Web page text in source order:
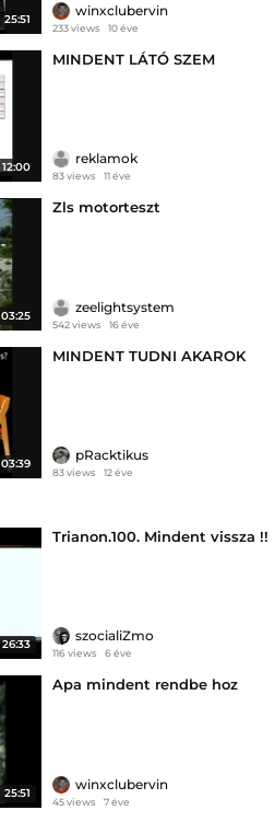
25:51
winxclubervin
233 views 10 éve
12:00
MINDENT LÁTÓ SZEM
reklamok
83 views 11 éve
03:25
Zls motorteszt
zeelightsystem
542 views 16 éve
03:39
MINDENT TUDNI AKAROK
pRacktikus
83 views 12 éve
26:33
Trianon.100. Mindent vissza !!
szocialiZmo
116 views 6 éve
25:51
Apa mindent rendbe hoz
winxclubervin
45 views 7 éve